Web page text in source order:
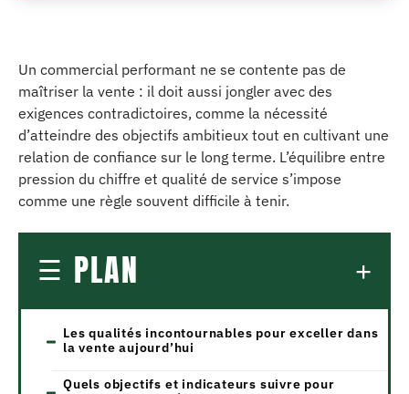
Un commercial performant ne se contente pas de
maîtriser la vente : il doit aussi jongler avec des
exigences contradictoires, comme la nécessité
d’atteindre des objectifs ambitieux tout en cultivant une
relation de confiance sur le long terme. L’équilibre entre
pression du chiffre et qualité de service s’impose
comme une règle souvent difficile à tenir.
PLAN
Les qualités incontournables pour exceller dans
la vente aujourd’hui
Quels objectifs et indicateurs suivre pour